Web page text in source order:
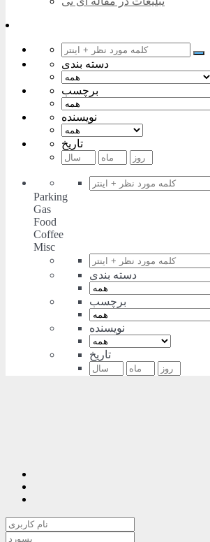
دسته بندی
برچسب
نویسنده
تاریخ
Parking
Gas
Food
Coffee
Misc
دسته بندی
برچسب
نویسنده
تاریخ